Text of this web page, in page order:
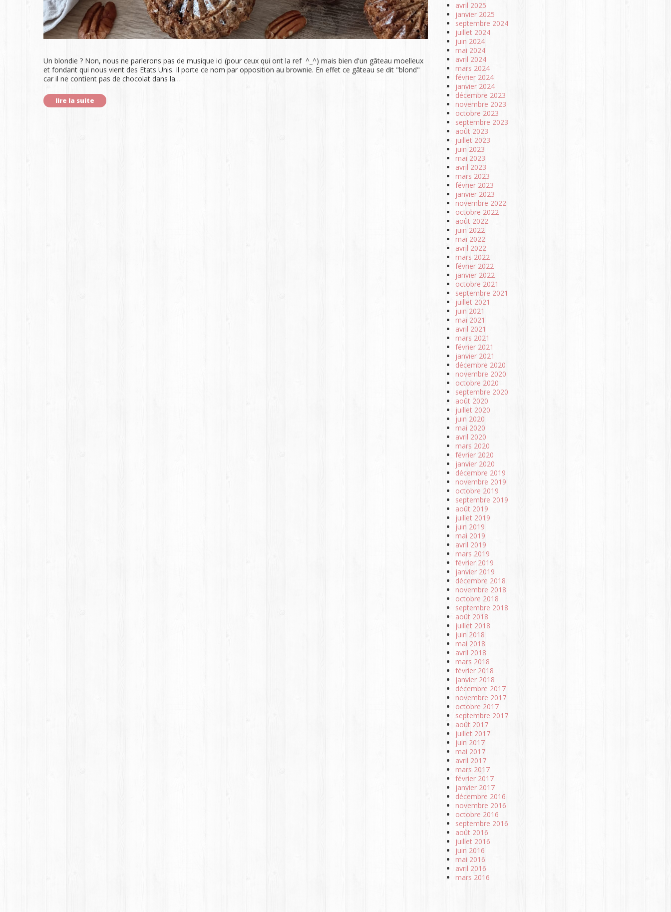
Un blondie ? Non, nous ne parlerons pas de musique ici (pour ceux qui ont la ref ^_^) mais bien d'un gâteau moelleux
et fondant qui nous vient des Etats Unis. Il porte ce nom par opposition au brownie. En effet ce gâteau se dit "blond"
car il ne contient pas de chocolat dans la…
lire la suite
avril 2025
janvier 2025
septembre 2024
juillet 2024
juin 2024
mai 2024
avril 2024
mars 2024
février 2024
janvier 2024
décembre 2023
novembre 2023
octobre 2023
septembre 2023
août 2023
juillet 2023
juin 2023
mai 2023
avril 2023
mars 2023
février 2023
janvier 2023
novembre 2022
octobre 2022
août 2022
juin 2022
mai 2022
avril 2022
mars 2022
février 2022
janvier 2022
octobre 2021
septembre 2021
juillet 2021
juin 2021
mai 2021
avril 2021
mars 2021
février 2021
janvier 2021
décembre 2020
novembre 2020
octobre 2020
septembre 2020
août 2020
juillet 2020
juin 2020
mai 2020
avril 2020
mars 2020
février 2020
janvier 2020
décembre 2019
novembre 2019
octobre 2019
septembre 2019
août 2019
juillet 2019
juin 2019
mai 2019
avril 2019
mars 2019
février 2019
janvier 2019
décembre 2018
novembre 2018
octobre 2018
septembre 2018
août 2018
juillet 2018
juin 2018
mai 2018
avril 2018
mars 2018
février 2018
janvier 2018
décembre 2017
novembre 2017
octobre 2017
septembre 2017
août 2017
juillet 2017
juin 2017
mai 2017
avril 2017
mars 2017
février 2017
janvier 2017
décembre 2016
novembre 2016
octobre 2016
septembre 2016
août 2016
juillet 2016
juin 2016
mai 2016
avril 2016
mars 2016